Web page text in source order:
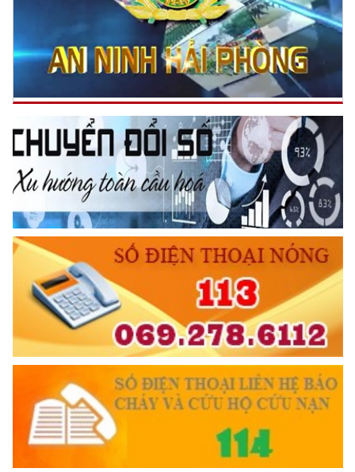
TƯ CÁCH
NGƯỜI CÔNG AN CÁCH MỆNH LÀ:
Đối với tự mình, phải
CẦN, KIỆM, LIÊM, CHÍNH
Đối với đồng sự, phải
THÂN ÁI GIÚP ĐỠ
Đối với chính phủ, phải
TUYỆT ĐỐI TRUNG THÀNH
Đối với nhân dân, phải
KÍNH TRỌNG LỄ PHÉP